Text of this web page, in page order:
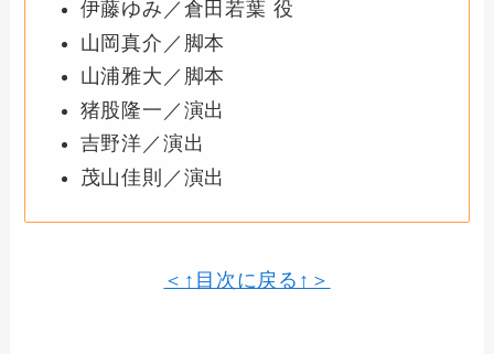
伊藤ゆみ／倉田若葉 役
山岡真介／脚本
山浦雅大／脚本
猪股隆一／演出
吉野洋／演出
茂山佳則／演出
＜↑目次に戻る↑＞